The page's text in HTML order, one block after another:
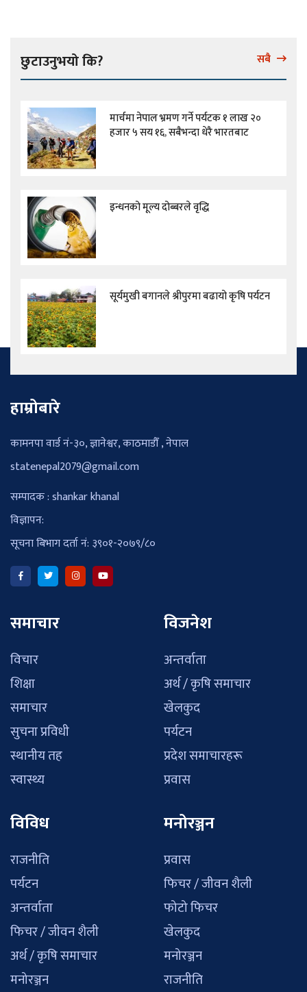
छुटाउनुभयो कि? सबै
मार्चमा नेपाल भ्रमण गर्ने पर्यटक १ लाख २०
हजार ५ सय १६, सबैभन्दा धेरै भारतबाट
इन्धनको मूल्य दोब्बरले वृद्धि
सूर्यमुखी बगानले श्रीपुरमा बढायो कृषि पर्यटन
हाम्रोबारे
कामनपा वार्ड नं-३०, ज्ञानेश्वर, काठमाडौँ , नेपाल
statenepal2079@gmail.com
सम्पादक : shankar khanal
विज्ञापन:
सूचना बिभाग दर्ता नं: ३९०१-२०७९/८०
समाचार
विचार
शिक्षा
समाचार
सुचना प्रविधी
स्थानीय तह
स्वास्थ्य
विजनेश
अन्तर्वाता
अर्थ / कृषि समाचार
खेलकुद
पर्यटन
प्रदेश समाचारहरू
प्रवास
विविध
राजनीति
पर्यटन
अन्तर्वाता
फिचर / जीवन शैली
अर्थ / कृषि समाचार
मनोरञ्जन
मनोरञ्जन
प्रवास
फिचर / जीवन शैली
फोटो फिचर
खेलकुद
मनोरञ्जन
राजनीति